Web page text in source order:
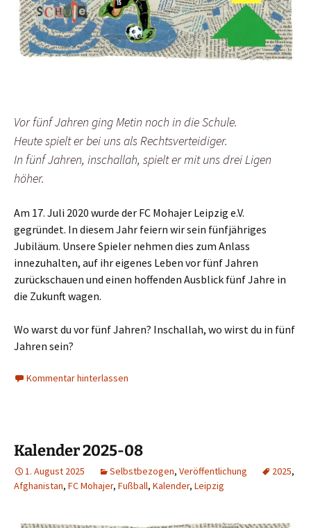
Vor fünf Jahren ging Metin noch in die Schule.
Heute spielt er bei uns als Rechtsverteidiger.
In fünf Jahren, inschallah, spielt er mit uns drei Ligen
höher.
Am 17. Juli 2020 wurde der FC Mohajer Leipzig e.V.
gegründet. In diesem Jahr feiern wir sein fünfjähriges
Jubiläum. Unsere Spieler nehmen dies zum Anlass
innezuhalten, auf ihr eigenes Leben vor fünf Jahren
zurückschauen und einen hoffenden Ausblick fünf Jahre in
die Zukunft wagen.
Wo warst du vor fünf Jahren? Inschallah, wo wirst du in fünf
Jahren sein?
Kommentar hinterlassen
Kalender 2025-08
1. August 2025 Selbstbezogen, Veröffentlichung 2025,
Afghanistan, FC Mohajer, Fußball, Kalender, Leipzig